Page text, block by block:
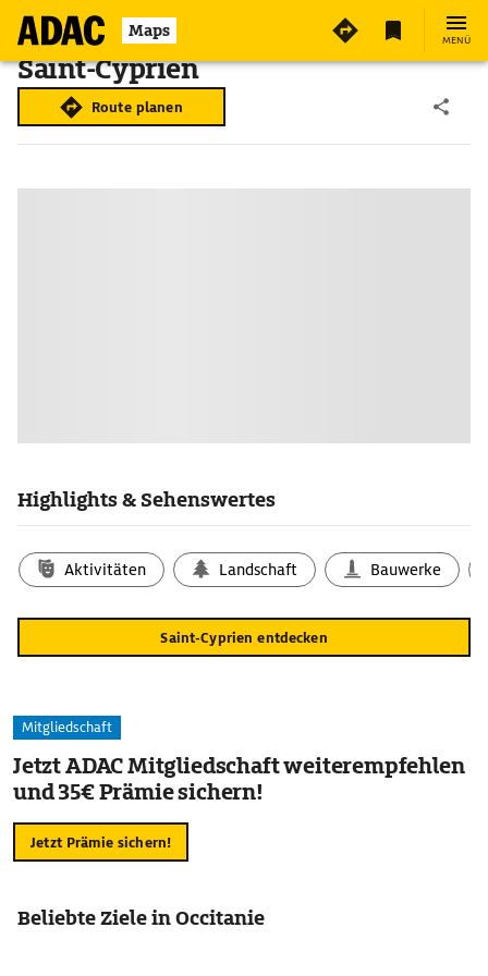
Maps MENÜ
Saint-Cyprien
Route planen
Highlights & Sehenswertes
Aktivitäten Landschaft Bauwerke
Saint-Cyprien entdecken
Mitgliedschaft
Jetzt ADAC Mitgliedschaft weiterempfehlen
und 35€ Prämie sichern!
Jetzt Prämie sichern!
Beliebte Ziele in Occitanie